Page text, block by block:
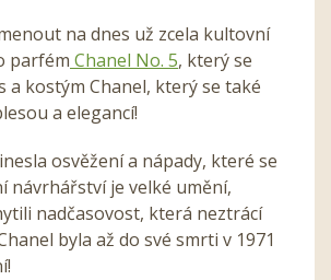
na dnes už zcela kultovní
parfém Chanel No. 5, který se
a kostým Chanel, který se také
a elegancí!
osvěžení a nápady, které se
návrhářství je velké umění,
nadčasovost, která neztrácí
byla až do své smrti v 1971